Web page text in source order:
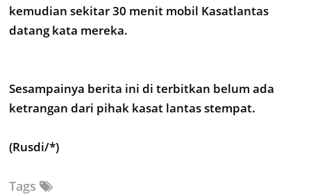
kemudian sekitar 30 menit mobil Kasatlantas
datang kata mereka.
Sesampainya berita ini di terbitkan belum ada
ketrangan dari pihak kasat lantas stempat.
(Rusdi/*)
Tags